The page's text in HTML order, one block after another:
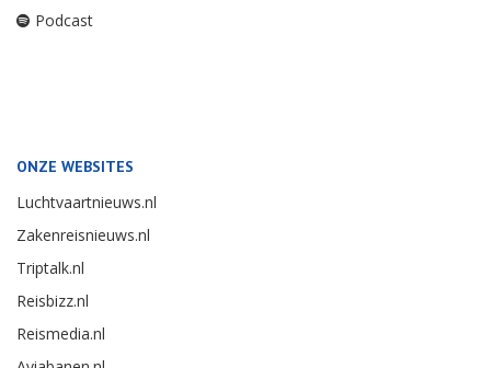
Podcast
ONZE WEBSITES
Luchtvaartnieuws.nl
Zakenreisnieuws.nl
Triptalk.nl
Reisbizz.nl
Reismedia.nl